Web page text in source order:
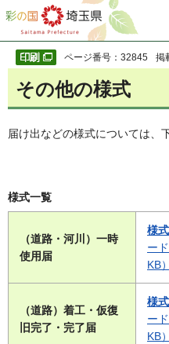
彩の国 埼玉県
ページ番号：32845 掲
その他の様式
届け出などの様式については、
様式一覧
（道路・河川）一時
使用届
様式
ー
KB）
（道路）着工・仮復
旧完了・完了届
様式
ー
KB）